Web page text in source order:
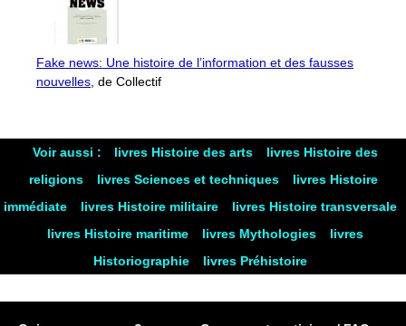
Fake news: Une histoire de l’information et des fausses
nouvelles, de Collectif
Voir aussi : livres Histoire des arts
livres Histoire des
religions
livres Sciences et techniques
livres Histoire
immédiate
livres Histoire militaire
livres Histoire transversale
livres Histoire maritime
livres Mythologies
livres
Historiographie
livres Préhistoire